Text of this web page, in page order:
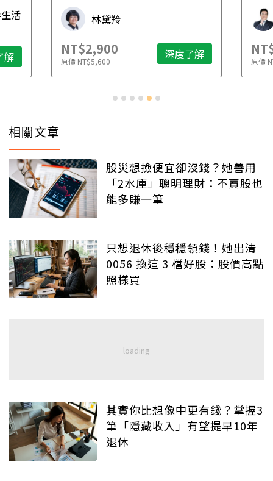
活
解
林黛羚
NT$2,900
原價NT$5,600 深度了解 原價
相關文章
股災想撿便宜卻沒錢？她善用
「2水庫」聰明理財：不賣股也
能多賺一筆
只想退休後穩穩領錢！她出清
0056 換這 3 檔好股：股價高點
照樣買
其實你比想像中更有錢？掌握3
筆「隱藏收入」有望提早10年
退休